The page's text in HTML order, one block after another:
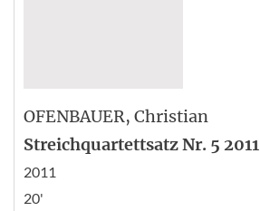
OFENBAUER, Christian
Streichquartettsatz Nr. 5 2011
2011
20'